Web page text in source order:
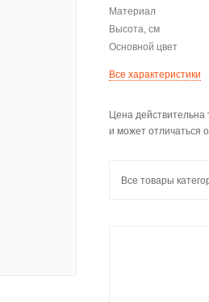
Материал
Высота, см
Основной цвет
Все характеристики
Цена действительна
и может отличаться
Все товары